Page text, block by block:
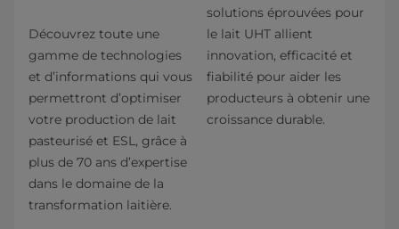
Découvrez toute une
gamme de technologies
et d’informations qui vous
permettront d’optimiser
votre production de lait
pasteurisé et ESL, grâce à
plus de 70 ans d’expertise
dans le domaine de la
transformation laitière.
solutions éprouvées pour
le lait UHT allient
innovation, efficacité et
fiabilité pour aider les
producteurs à obtenir une
croissance durable.